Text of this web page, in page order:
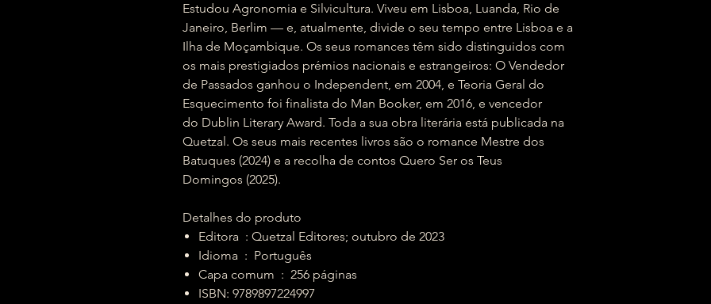
Estudou Agronomia e Silvicultura. Viveu em Lisboa, Luanda, Rio de
Janeiro, Berlim — e, atualmente, divide o seu tempo entre Lisboa e a
Ilha de Moçambique. Os seus romances têm sido distinguidos com
os mais prestigiados prémios nacionais e estrangeiros: O Vendedor
de Passados ganhou o Independent, em 2004, e Teoria Geral do
Esquecimento foi finalista do Man Booker, em 2016, e vencedor
do Dublin Literary Award. Toda a sua obra literária está publicada na
Quetzal. Os seus mais recentes livros são o romance Mestre dos
Batuques (2024) e a recolha de contos Quero Ser os Teus
Domingos (2025).
Detalhes do produto
Editora ‏ : Quetzal Editores; outubro de 2023
Idioma ‏ : ‎ Português
Capa comum ‏ : ‎ 256 páginas
ISBN: 9789897224997